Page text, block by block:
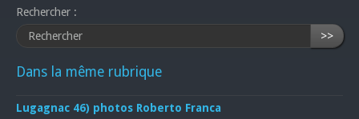
Rechercher :
>>
Dans la même rubrique
Lugagnac 46) photos Roberto Franca